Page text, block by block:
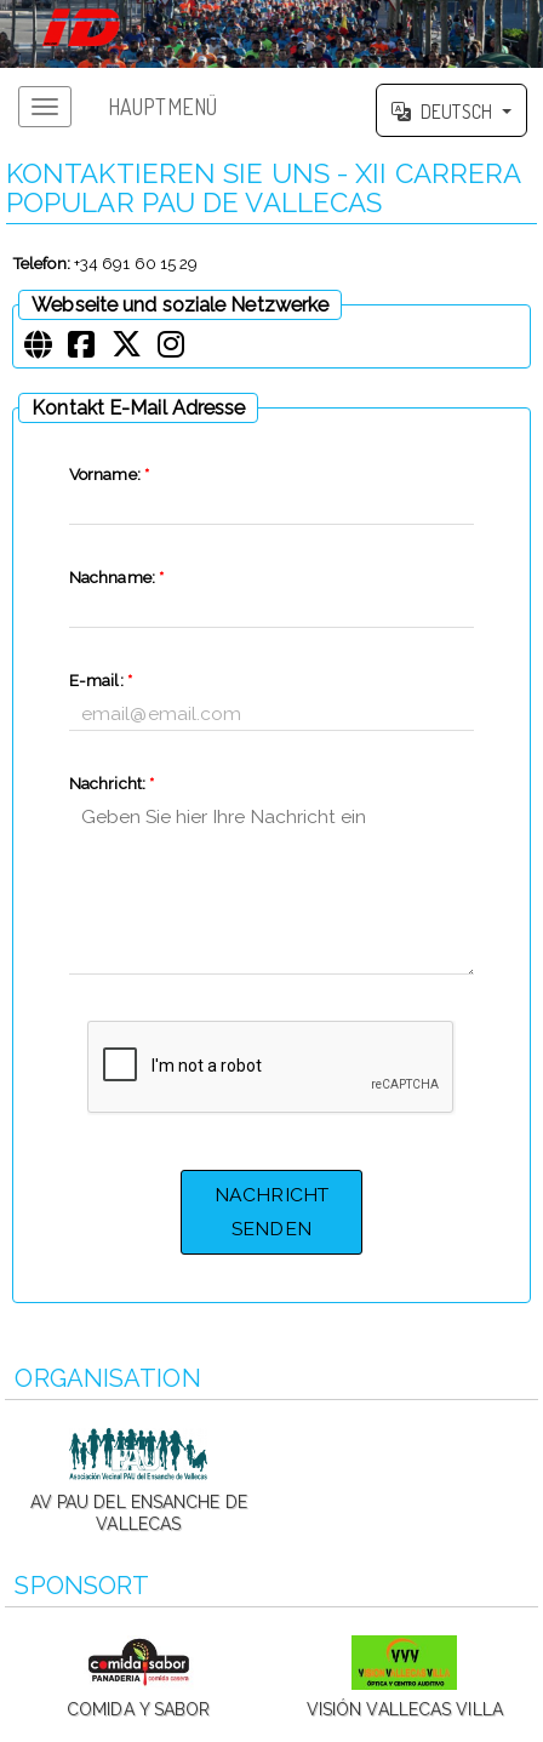
HAUPTMENÜ DEUTSCH
KONTAKTIEREN SIE UNS - XII CARRERA
POPULAR PAU DE VALLECAS
Telefon:+34 691 60 15 29
Webseite und soziale Netzwerke
Kontakt E-Mail Adresse
Vorname: *
Nachname: *
E-mail: *
Nachricht: *
ORGANISATION
AV PAU DEL ENSANCHE DE
VALLECAS
SPONSORT
COMIDA Y SABOR VISIÓN VALLECAS VILLA